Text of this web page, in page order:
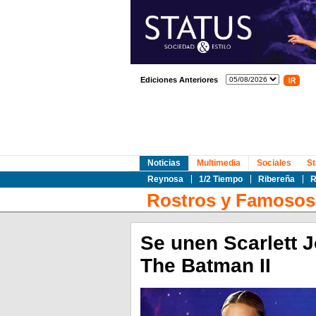
Ediciones Anteriores
Noticias
Reynosa
1/2 Tiempo Ribereña
Multimedia Sociales
Rostros y Famosos
Se unen Scarlett
The Batman II